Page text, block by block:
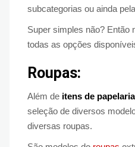
subcategorias ou ainda
Super simples não? Então
todas as opções
Roupas:
Além de itens de papelaria
seleção de diversos
diversas roupas.